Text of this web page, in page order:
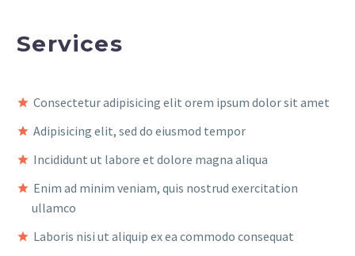
Services
Consectetur adipisicing elit orem ipsum dolor sit amet
Adipisicing elit, sed do eiusmod tempor
Incididunt ut labore et dolore magna aliqua
Enim ad minim veniam, quis nostrud exercitation
ullamco
Laboris nisi ut aliquip ex ea commodo consequat